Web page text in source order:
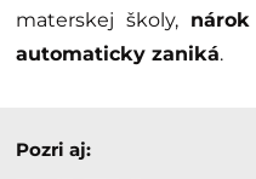
materskej školy,
automaticky zaniká.
Pozri aj: